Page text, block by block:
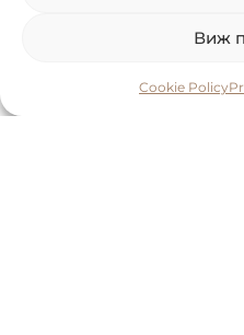
Виж
Cookie Policy